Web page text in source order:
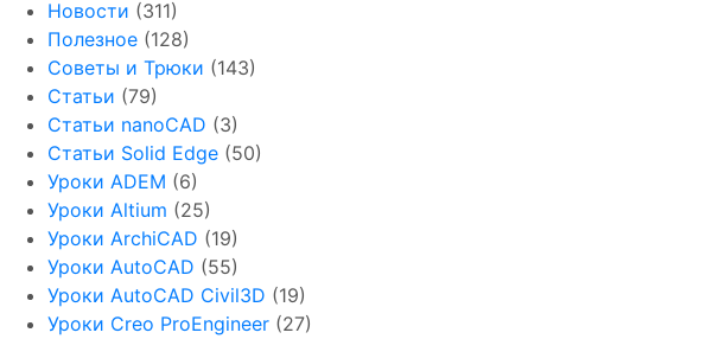
Новости (311)
Полезное (128)
Советы и Трюки (143)
Статьи (79)
Статьи nanoCAD (3)
Статьи Solid Edge (50)
Уроки ADEM (6)
Уроки Altium (25)
Уроки ArchiCAD (19)
Уроки AutoCAD (55)
Уроки AutoCAD Civil3D (19)
Уроки Creo ProEngineer (27)